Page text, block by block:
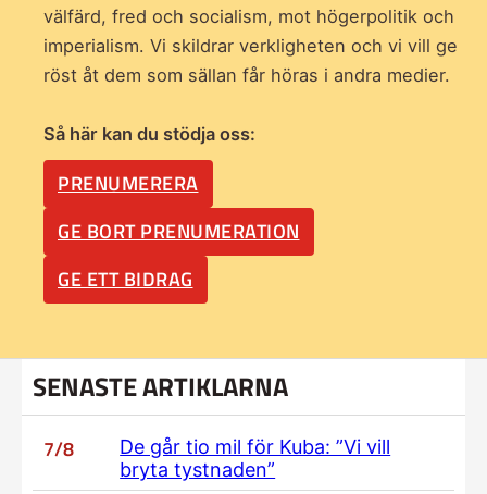
välfärd, fred och socialism, mot högerpolitik och
imperialism. Vi skildrar verkligheten och vi vill ge
röst åt dem som sällan får höras i andra medier.
Så här kan du stödja oss:
PRENUMERERA
GE BORT PRENUMERATION
GE ETT BIDRAG
SENASTE ARTIKLARNA
7/8
De går tio mil för Kuba: ”Vi vill
bryta tystnaden”